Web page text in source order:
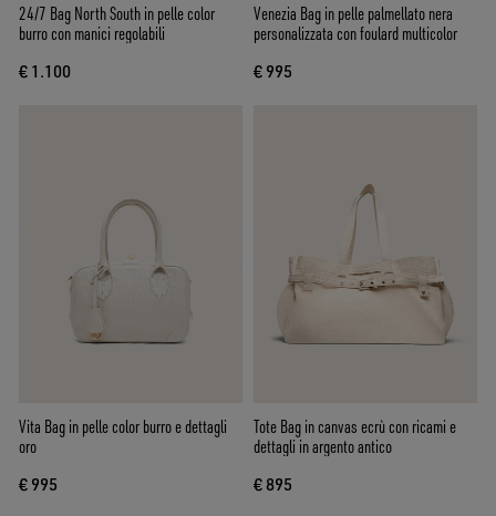
24/7 Bag North South in pelle color
burro con manici regolabili
€ 1.100
Venezia Bag in pelle palmellato nera
personalizzata con foulard multicolor
€ 995
Vita Bag in pelle color burro e dettagli
oro
€ 995
Tote Bag in canvas ecrù con ricami e
dettagli in argento antico
€ 895